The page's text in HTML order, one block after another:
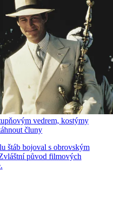
vedrem, kostýmy
čluny
štáb bojoval s obrovským
původ filmových